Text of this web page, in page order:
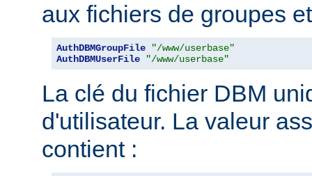
aux fichiers de groupes
AuthDBMGroupFile
"/www/userbase"
AuthDBMUserFile
"/www/userbase"
La clé du fichier DBM
d'utilisateur. La valeur
contient :